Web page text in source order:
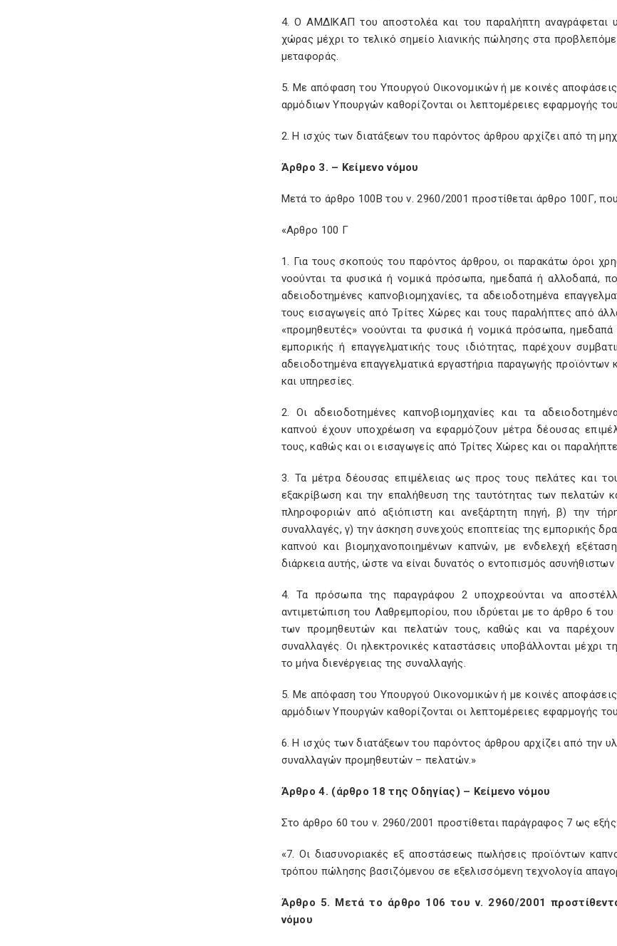
4. Ο ΑΜΔΙΚΑΠ του αποστολέα και του παραλήπτη αναγράφεται
χώρας μέχρι το τελικό σημείο λιανικής πώλησης στα
μεταφοράς.
5. Με απόφαση του Υπουργού Οικονομικών ή με κοινές
αρμόδιων Υπουργών καθορίζονται οι λεπτομέρειες εφαρμογής
2. Η ισχύς των διατάξεων του παρόντος άρθρου αρχίζει από τη
Άρθρο 3. – Κείμενο νόμου
Μετά το άρθρο 100B του ν. 2960/2001 προστίθεται άρθρο 100Γ,
«Αρθρο 100 Γ
1. Για τους σκοπούς του παρόντος άρθρου, οι παρακάτω όροι
νοούνται τα φυσικά ή νομικά πρόσωπα, ημεδαπά ή αλλοδαπά,
αδειοδοτημένες καπνοβιομηχανίες, τα αδειοδοτημένα
τους εισαγωγείς από Τρίτες Χώρες και τους παραλήπτες από
«προμηθευτές» νοούνται τα φυσικά ή νομικά πρόσωπα,
εμπορικής ή επαγγελματικής τους ιδιότητας, παρέχουν
αδειοδοτημένα επαγγελματικά εργαστήρια παραγωγής
και υπηρεσίες.
2. Οι αδειοδοτημένες καπνοβιομηχανίες και τα
καπνού έχουν υποχρέωση να εφαρμόζουν μέτρα δέουσας
τους, καθώς και οι εισαγωγείς από Τρίτες Χώρες και οι
3. Τα μέτρα δέουσας επιμέλειας ως προς τους πελάτες και
εξακρίβωση και την επαλήθευση της ταυτότητας των
πληροφοριών από αξιόπιστη και ανεξάρτητη πηγή, β) την
συναλλαγές, γ) την άσκηση συνεχούς εποπτείας της εμπορικής
καπνού και βιομηχανοποιημένων καπνών, με ενδελεχή
διάρκεια αυτής, ώστε να είναι δυνατός ο εντοπισμός
4. Τα πρόσωπα της παραγράφου 2 υποχρεούνται να
αντιμετώπιση του Λαθρεμπορίου, που ιδρύεται με το άρθρο 6
των προμηθευτών και πελατών τους, καθώς και να
συναλλαγές. Οι ηλεκτρονικές καταστάσεις υποβάλλονται μέχρι
το μήνα διενέργειας της συναλλαγής.
5. Με απόφαση του Υπουργού Οικονομικών ή με κοινές
αρμόδιων Υπουργών καθορίζονται οι λεπτομέρειες εφαρμογής
6. Η ισχύς των διατάξεων του παρόντος άρθρου αρχίζει από την
συναλλαγών προμηθευτών – πελατών.»
Άρθρο 4. (άρθρο 18 της Οδηγίας) – Κείμενο νόμου
Στο άρθρο 60 του ν. 2960/2001 προστίθεται παράγραφος 7 ως εξής:
«7. Οι διασυνοριακές εξ αποστάσεως πωλήσεις προϊόντων
τρόπου πώλησης βασιζόμενου σε εξελισσόμενη τεχνολογία
Άρθρο 5. Μετά το άρθρο 106 του ν. 2960/2001
νόμου